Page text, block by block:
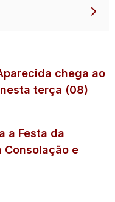
chega ao
terça (08)
a Festa da
Consolação e